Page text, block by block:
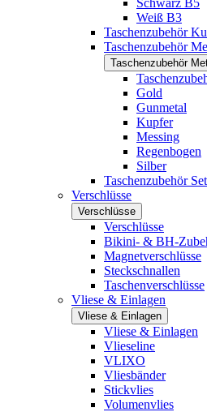
Schwarz B5
Weiß B3
Taschenzubehör
Taschenzubehör
Taschenzubehör
Gold
Gunmetal
Kupfer
Messing
Regenbogen
Silber
Taschenzubehör
Verschlüsse
Verschlüsse
Verschlüsse
Bikini- & BH-
Magnetverschlüsse
Steckschnallen
Taschenverschlüsse
Vliese & Einlagen
Vliese & Einlagen
Vliese & Einlagen
Vlieseline
VLIXO
Vliesbänder
Stickvlies
Volumenvlies